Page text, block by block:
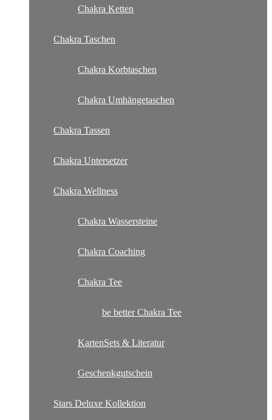
Chakra Ketten
Chakra Taschen
Chakra Korbtaschen
Chakra Umhängetaschen
Chakra Tassen
Chakra Untersetzer
Chakra Wellness
Chakra Wassersteine
Chakra Coaching
Chakra Tee
be better Chakra Tee
KartenSets & Literatur
Geschenkgutschein
Stars Deluxe Kollektion